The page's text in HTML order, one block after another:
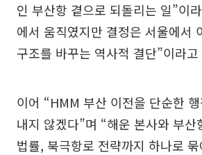
인 부산항 곁으로 되돌리는 일”이
에서 움직였지만 결정은 서울에서
구조를 바꾸는 역사적 결단”이라
이어 “HMM 부산 이전을 단순한
내지 않겠다”며 “해운 본사와 부
법률, 북극항로 전략까지 하나로